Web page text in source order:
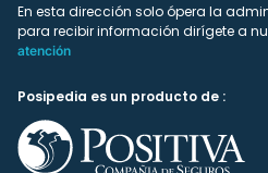
En esta dirección solo ópera la
para recibir información dirígete a
atención
Posipedia es un producto de :